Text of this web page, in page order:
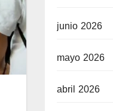
junio 2026
mayo 2026
abril 2026